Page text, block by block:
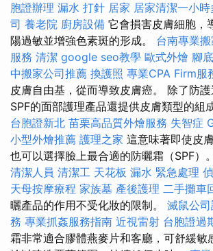
胞證辦理 漏水 打針 居家 居家清潔一小
司 養老院 廚房設備 它會損害皮膚細胞，
陽過敏並增強色素斑的形成。 台南專業
服務 清潔 google seo教學 歐式外燴 腳
中搬家公司推薦 換護照 專業CPA Firm服
皮膚自由基，從而導致皮膚癌。 除了防
SPF的面部護理產品還提供皮膚類型的組
台胞證新北 苗栗高品質外燴服務 失智症
小型外燴推薦 護理之家 這意味著即使皮
也可以選擇臉上最合適的防曬霜（SPF）。
清潔人員 清潔工 天花板 漏水 緊急處理
天母按摩療程 家族墓 產後護理 二手攤車
曬產品的作用不受化妝的限制。 滅鼠公
務 專業抓姦服務指南 近視雷射 台胞證過
霜非常適合膠體燕麥片和客廳，可舒緩敏